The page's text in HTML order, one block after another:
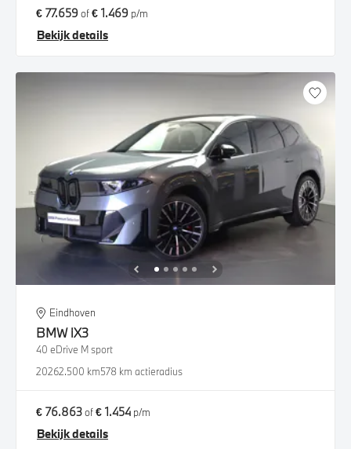
€ 77.659 of€ 1.469 p/m
Bekijk details
Eindhoven
BMW iX3
40 eDrive M sport
20262.500 km578 km actieradius
€ 76.863of€ 1.454 p/m
Bekijk details